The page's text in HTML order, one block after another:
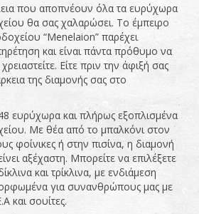
που αποπνέουν όλα τα ευρύχωρα
θα σας χαλαρώσει. Το έμπειρο
“Menelaion” παρέχει
και είναι πάντα πρόθυμο να
Είτε πριν την άφιξή σας
της διαμονής σας στο
ευρύχωρα και πλήρως εξοπλισμένα
Με θέα από το μπαλκόνι στον
φοίνικες ή στην πισίνα, η διαμονή
αξέχαστη. Μπορείτε να επιλέξετε
και τρίκλινα, με ενδιάμεση
για συνανθρώπους μας με
και σουίτες.